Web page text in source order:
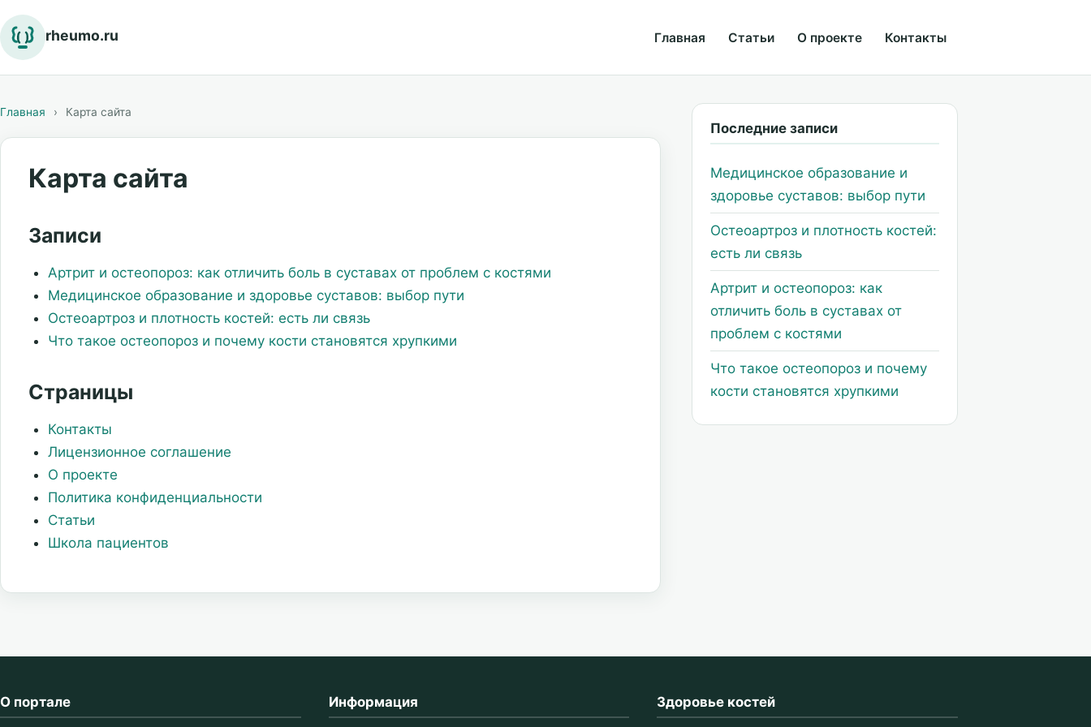
rheumo.ru Главная Статьи О проекте Контакты
Главная › Карта сайта
Карта сайта
Записи
Артрит и остеопороз: как отличить боль в суставах от проблем с костями
Медицинское образование и здоровье суставов: выбор пути
Остеоартроз и плотность костей: есть ли связь
Что такое остеопороз и почему кости становятся хрупкими
Страницы
Контакты
Лицензионное соглашение
О проекте
Политика конфиденциальности
Статьи
Школа пациентов
Последние записи
Медицинское образование и
здоровье суставов: выбор пути
Остеоартроз и плотность костей:
есть ли связь
Артрит и остеопороз: как
отличить боль в суставах от
проблем с костями
Что такое остеопороз и почему
кости становятся хрупкими
О портале Информация Здоровье костей